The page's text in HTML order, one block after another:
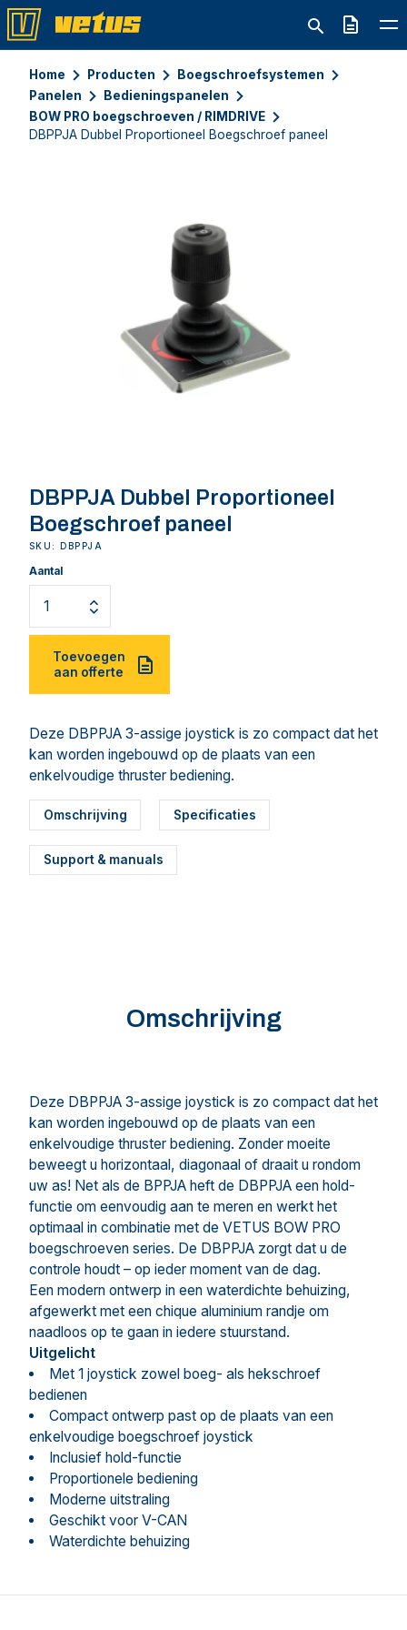
Offerte
Home Producten
Boegschroefsystemen
Panelen
Bedieningspanelen
BOW PRO boegschroeven / RIMDRIVE
DBPPJA Dubbel Proportioneel Boegschroef paneel
DBPPJA Dubbel Proportioneel
Boegschroef paneel
SKU: DBPPJA
Aantal
Toevoegen
aan offerte
Deze DBPPJA 3-assige joystick is zo compact dat het
kan worden ingebouwd op de plaats van een
enkelvoudige thruster bediening.
Omschrijving Specificaties
Support & manuals
Omschrijving
Deze DBPPJA 3-assige joystick is zo compact dat het
kan worden ingebouwd op de plaats van een
enkelvoudige thruster bediening. Zonder moeite
beweegt u horizontaal, diagonaal of draait u rondom
uw as! Net als de BPPJA heft de DBPPJA een hold-
functie om eenvoudig aan te meren en werkt het
optimaal in combinatie met de VETUS BOW PRO
boegschroeven series. De DBPPJA zorgt dat u de
controle houdt – op ieder moment van de dag.
Een modern ontwerp in een waterdichte behuizing,
afgewerkt met een chique aluminium randje om
naadloos op te gaan in iedere stuurstand.
Uitgelicht
Met 1 joystick zowel boeg- als hekschroef
bedienen
Compact ontwerp past op de plaats van een
enkelvoudige boegschroef joystick
Inclusief hold-functie
Proportionele bediening
Moderne uitstraling
Geschikt voor V-CAN
Waterdichte behuizing